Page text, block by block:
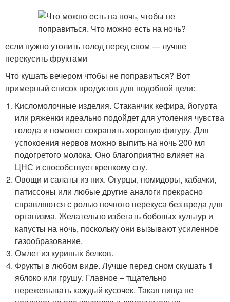
если нужно утолить голод перед сном — лучше
перекусить фруктами
Что кушать вечером чтобы не поправиться? Вот
примерный список продуктов для подобной цели:
Кисломолочные изделия. Стаканчик кефира, йогурта
или ряженки идеально подойдет для утоления чувства
голода и поможет сохранить хорошую фигуру. Для
успокоения нервов можно выпить на ночь 200 мл
подогретого молока. Оно благоприятно влияет на
ЦНС и способствует крепкому сну.
Овощи и салаты из них. Огурцы, помидоры, кабачки,
патиссоны или любые другие аналоги прекрасно
справляются с ролью ночного перекуса без вреда для
организма. Желательно избегать бобовых культур и
капусты на ночь, поскольку они вызывают усиленное
газообразование.
Омлет из куриных белков.
Фрукты в любом виде. Лучше перед сном скушать 1
яблоко или грушу. Главное – тщательно
пережевывать каждый кусочек. Такая пища не